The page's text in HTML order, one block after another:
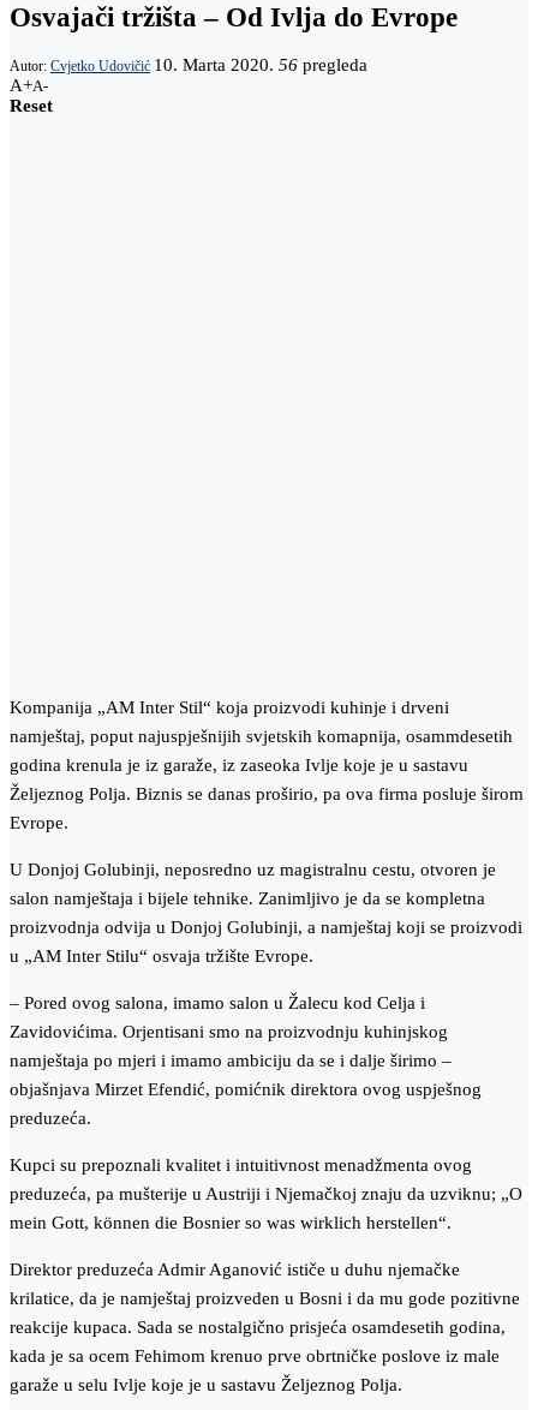
Osvajači tržišta – Od Ivlja do Evrope
Autor: Cvjetko Udovičić 10. Marta 2020. 56 pregleda
A+A-
Reset
Kompanija „AM Inter Stil“ koja proizvodi kuhinje i drveni
namještaj, poput najuspješnijih svjetskih komapnija, osammdesetih
godina krenula je iz garaže, iz zaseoka Ivlje koje je u sastavu
Željeznog Polja. Biznis se danas proširio, pa ova firma posluje širom
Evrope.
U Donjoj Golubinji, neposredno uz magistralnu cestu, otvoren je
salon namještaja i bijele tehnike. Zanimljivo je da se kompletna
proizvodnja odvija u Donjoj Golubinji, a namještaj koji se proizvodi
u „AM Inter Stilu“ osvaja tržište Evrope.
– Pored ovog salona, imamo salon u Žalecu kod Celja i
Zavidovićima. Orjentisani smo na proizvodnju kuhinjskog
namještaja po mjeri i imamo ambiciju da se i dalje širimo –
objašnjava Mirzet Efendić, pomićnik direktora ovog uspješnog
preduzeća.
Kupci su prepoznali kvalitet i intuitivnost menadžmenta ovog
preduzeća, pa mušterije u Austriji i Njemačkoj znaju da uzviknu; „O
mein Gott, können die Bosnier so was wirklich herstellen“.
Direktor preduzeća Admir Aganović ističe u duhu njemačke
krilatice, da je namještaj proizveden u Bosni i da mu gode pozitivne
reakcije kupaca. Sada se nostalgično prisjeća osamdesetih godina,
kada je sa ocem Fehimom krenuo prve obrtničke poslove iz male
garaže u selu Ivlje koje je u sastavu Željeznog Polja.